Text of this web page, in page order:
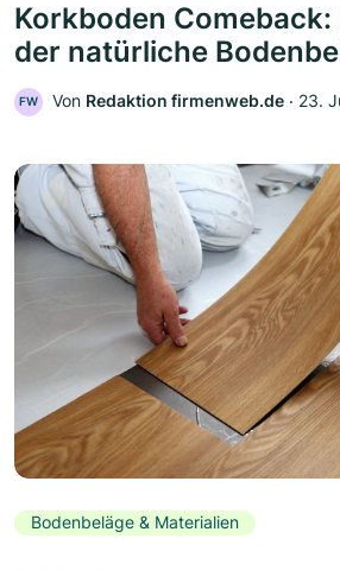
Korkboden
der natürliche
FW Von Redaktion firmenweb.de ‧ 23.
Bodenbeläge & Materialien